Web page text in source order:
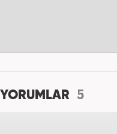
YORUMLAR 5